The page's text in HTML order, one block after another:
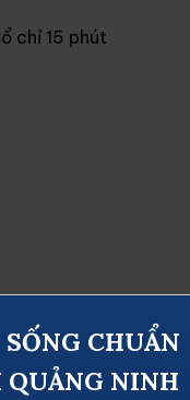
chỉ 15 phút
đánh dấu*
CHUẨN
QUẢNG NINH